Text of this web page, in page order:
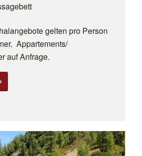
gelten pro Person
Appartements/
auf Anfrage.